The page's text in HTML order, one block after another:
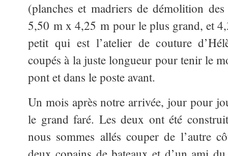
(planches et madriers de démolition
5,50 m x 4,25 m pour le plus grand, et
petit qui est l’atelier de couture
coupés à la juste longueur pour tenir le
pont et dans le poste avant.
Un mois après notre arrivée, jour pour
le grand faré. Les deux ont été
nous sommes allés couper de l’autre